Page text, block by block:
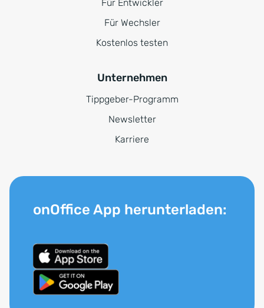
Für Entwickler
Für Wechsler
Kostenlos testen
Unternehmen
Tippgeber-Programm
Newsletter
Karriere
onOffice App herunterladen: